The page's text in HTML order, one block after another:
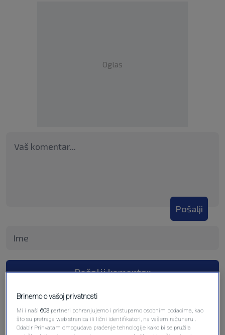
Oglas
Pošalji
Pošalji komentar
Brinemo o vašoj privatnosti
Mi i naši603 partneri pohranjujemo i pristupamo osobnim podacima, kao
što su pretraga web stranica ili lični identifikatori, na vašem računaru .
Odabir Prihvatam omogućava praćenje tehnologije kako bi se pružila